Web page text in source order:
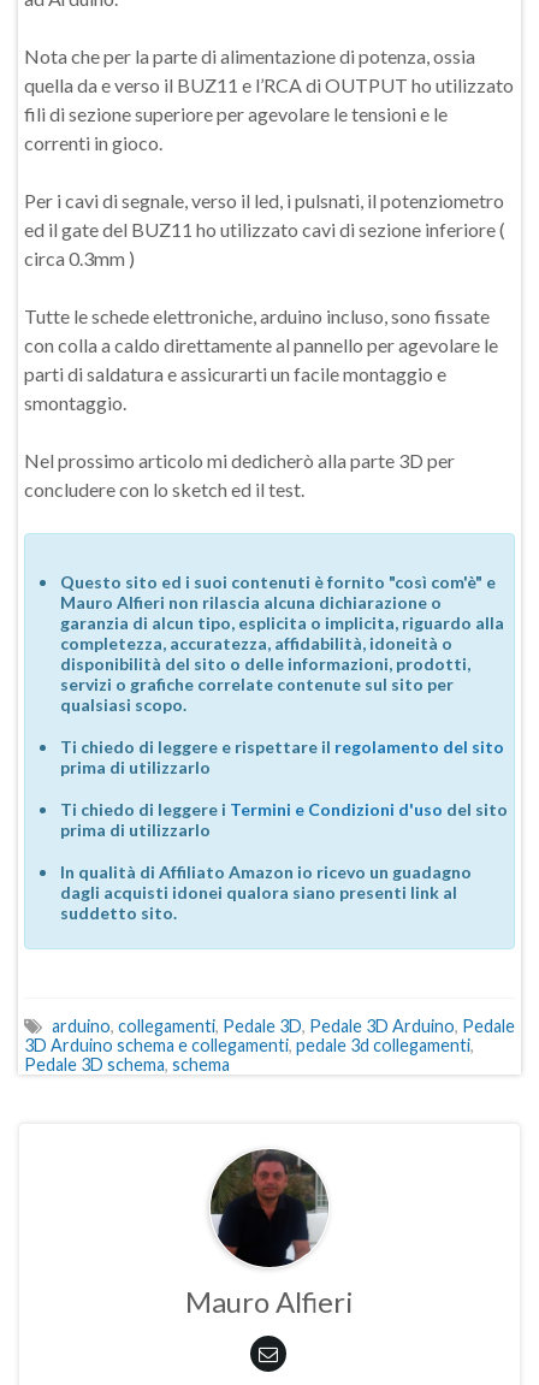
Nota che per la parte di alimentazione di potenza, ossia
quella da e verso il BUZ11 e l’RCA di OUTPUT ho utilizzato
fili di sezione superiore per agevolare le tensioni e le
correnti in gioco.
Per i cavi di segnale, verso il led, i pulsnati, il potenziometro
ed il gate del BUZ11 ho utilizzato cavi di sezione inferiore (
circa 0.3mm )
Tutte le schede elettroniche, arduino incluso, sono fissate
con colla a caldo direttamente al pannello per agevolare le
parti di saldatura e assicurarti un facile montaggio e
smontaggio.
Nel prossimo articolo mi dedicherò alla parte 3D per
concludere con lo sketch ed il test.
Questo sito ed i suoi contenuti è fornito "così com'è" e
Mauro Alfieri non rilascia alcuna dichiarazione o
garanzia di alcun tipo, esplicita o implicita, riguardo alla
completezza, accuratezza, affidabilità, idoneità o
disponibilità del sito o delle informazioni, prodotti,
servizi o grafiche correlate contenute sul sito per
qualsiasi scopo.
Ti chiedo di leggere e rispettare il regolamento del sito
prima di utilizzarlo
Ti chiedo di leggere i Termini e Condizioni d'uso del sito
prima di utilizzarlo
In qualità di Affiliato Amazon io ricevo un guadagno
dagli acquisti idonei qualora siano presenti link al
suddetto sito.
arduino, collegamenti, Pedale 3D, Pedale 3D Arduino, Pedale
3D Arduino schema e collegamenti, pedale 3d collegamenti,
Pedale 3D schema, schema
Mauro Alfieri